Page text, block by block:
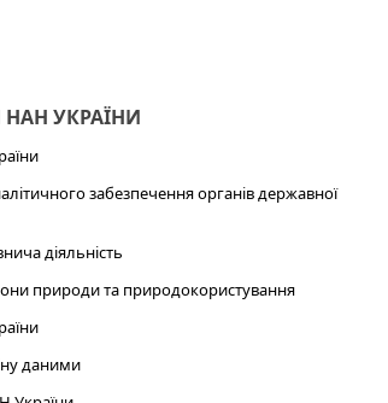
УКРАЇНИ
забезпечення органів державної
діяльність
природи та природокористування
даними